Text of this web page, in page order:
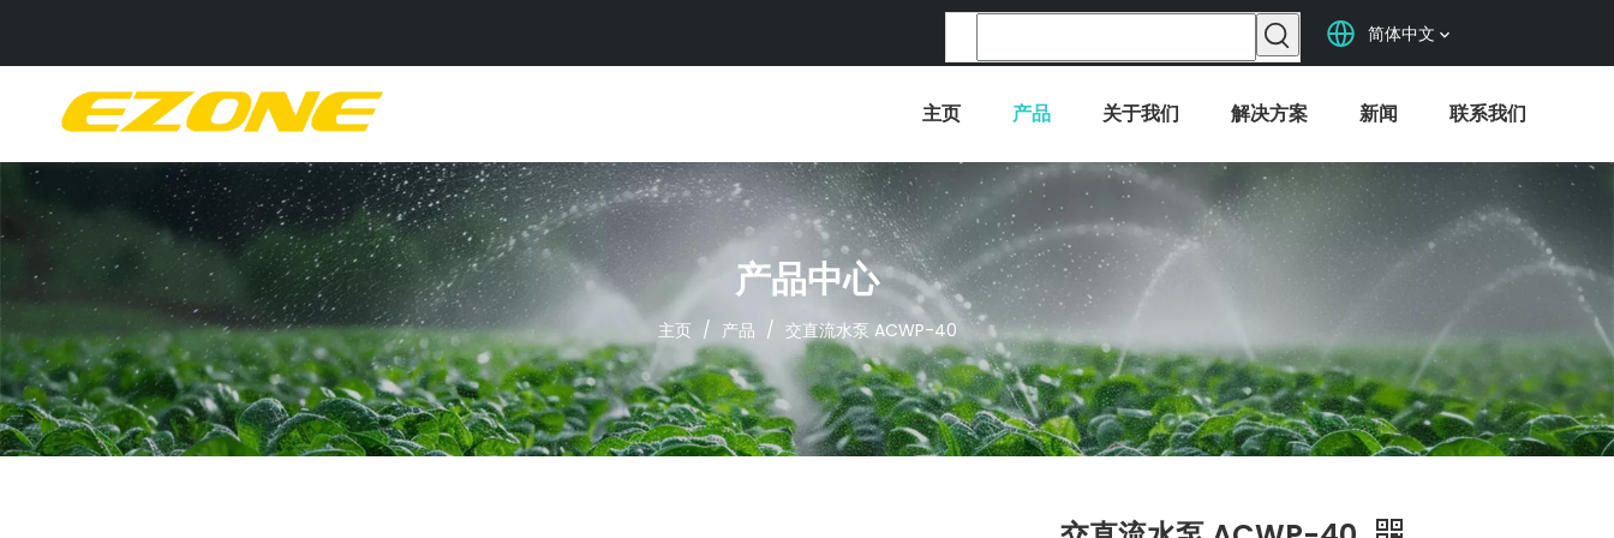
简体中文
主页 产品 关于我们 解决方案 新闻 联系我们
产品中心
主页 / 产品 / 交直流水泵 ACWP-40